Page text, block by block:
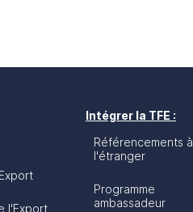
l'Export
Intégrer la TFE :
Référencements à
l'étranger
Programme
ambassadeur